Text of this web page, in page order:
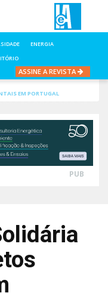
ENERGIA
ASSINE A REVISTA
EM PORTUGAL
PUB